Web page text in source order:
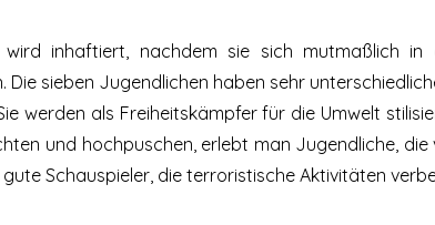
wird inhaftiert, nachdem sie sich mutmaßlich
sieben Jugendlichen haben sehr
werden als Freiheitskämpfer für die Umwelt
und hochpuschen, erlebt man Jugendliche,
Schauspieler, die terroristische Aktivitäten